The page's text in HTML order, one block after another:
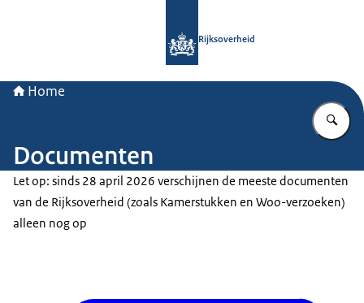
Rijksoverheid
Home
Documenten
Let op: sinds 28 april 2026 verschijnen de meeste documenten
van de Rijksoverheid (zoals Kamerstukken en Woo-verzoeken)
alleen nog op